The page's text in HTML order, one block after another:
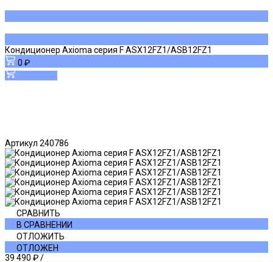
Кондиционер Axioma серия F ASX12FZ1/ASB12FZ1
0 ₽
Артикул 240786
СРАВНИТЬ
В СРАВНЕНИИ
ОТЛОЖИТЬ
ОТЛОЖЕН
39 490 ₽/